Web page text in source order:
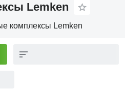
Lemken
комплексы Lemken